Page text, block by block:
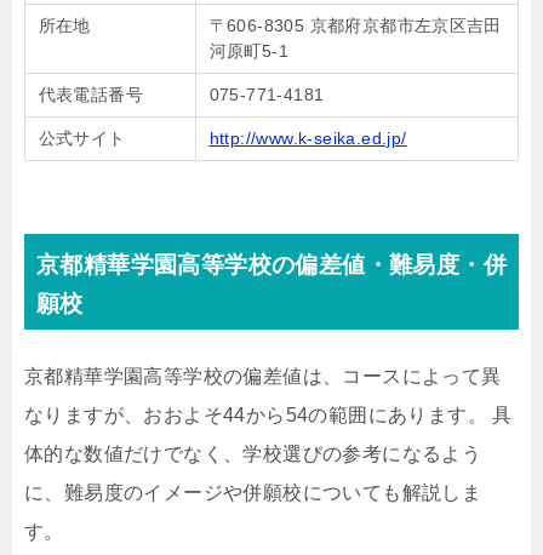
所在地
〒606-8305 京都府京都市左京区吉田
河原町5-1
代表電話番号 075-771-4181
公式サイト http://www.k-seika.ed.jp/
京都精華学園高等学校の偏差値・難易度・併
願校
京都精華学園高等学校の偏差値は、コースによって異
なりますが、おおよそ44から54の範囲にあります。 具
体的な数値だけでなく、学校選びの参考になるよう
に、難易度のイメージや併願校についても解説しま
す。